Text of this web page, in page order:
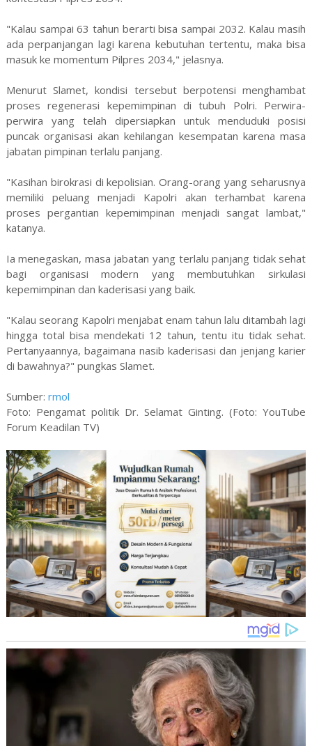
"Kalau sampai 63 tahun berarti bisa sampai 2032. Kalau masih
ada perpanjangan lagi karena kebutuhan tertentu, maka bisa
masuk ke momentum Pilpres 2034," jelasnya.
Menurut Slamet, kondisi tersebut berpotensi menghambat
proses regenerasi kepemimpinan di tubuh Polri. Perwira-
perwira yang telah dipersiapkan untuk menduduki posisi
puncak organisasi akan kehilangan kesempatan karena masa
jabatan pimpinan terlalu panjang.
"Kasihan birokrasi di kepolisian. Orang-orang yang seharusnya
memiliki peluang menjadi Kapolri akan terhambat karena
proses pergantian kepemimpinan menjadi sangat lambat,"
katanya.
Ia menegaskan, masa jabatan yang terlalu panjang tidak sehat
bagi organisasi modern yang membutuhkan sirkulasi
kepemimpinan dan kaderisasi yang baik.
"Kalau seorang Kapolri menjabat enam tahun lalu ditambah lagi
hingga total bisa mendekati 12 tahun, tentu itu tidak sehat.
Pertanyaannya, bagaimana nasib kaderisasi dan jenjang karier
di bawahnya?" pungkas Slamet.
Sumber: rmol
Foto: Pengamat politik Dr. Selamat Ginting. (Foto: YouTube
Forum Keadilan TV)